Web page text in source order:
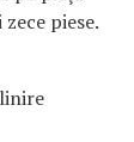
piese.